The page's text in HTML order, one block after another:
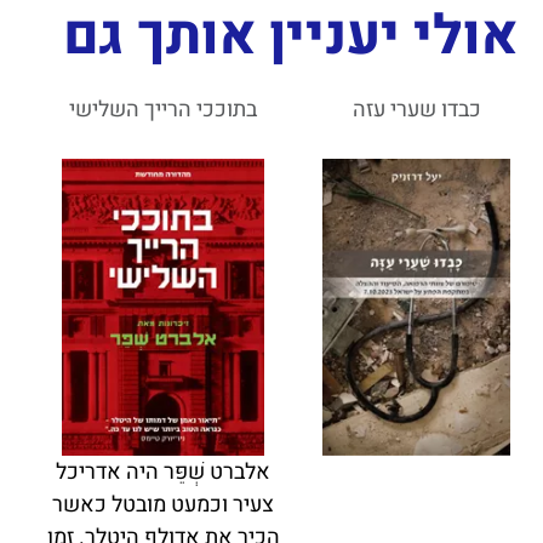
אולי יעניין אותך גם
כבדו שערי עזה בתוככי הרייך השלישי
אלברט שְׁפֵּר היה אדריכל
צעיר וכמעט מובטל כאשר